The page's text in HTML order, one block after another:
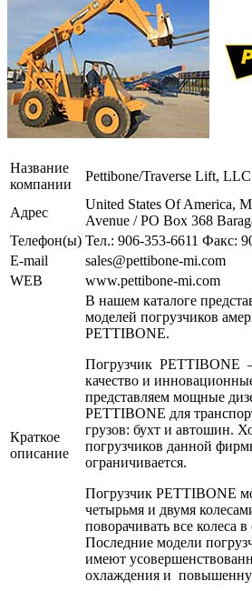
Название
компании
Pettibone/Traverse Lift, LLC
Адрес
United States Of America,
Avenue / PO Box 368
Телефон(ы) Тел.: 906-353-6611 Факс:
E-mail
sales@pettibone-mi.com
WEB
www.pettibone-mi.com
Краткое
описание
В нашем каталоге
моделей погрузчиков
PETTIBONE.
Погрузчик PETTIBONE –
качество и
представляем мощные
PETTIBONE для
грузов: бухт и автошин.
погрузчиков данной
ограничивается.
Погрузчик PETTIBONE
четырьмя и двумя
поворачивать все колеса
Последние модели
имеют
охлаждения и